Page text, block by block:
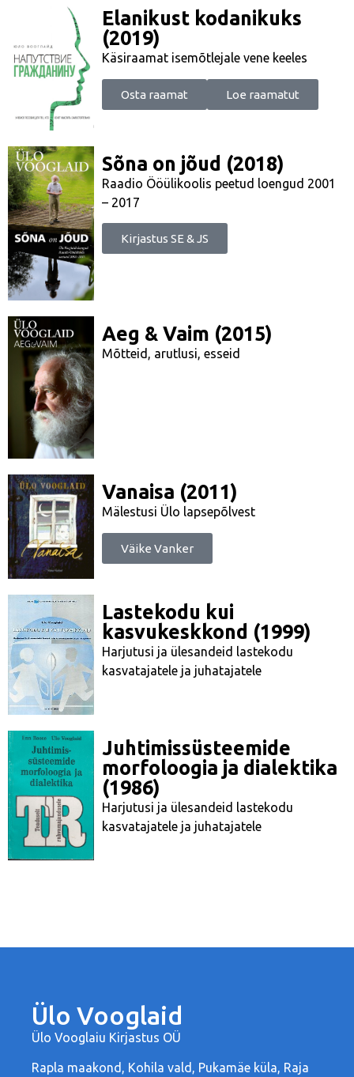
Elanikust kodanikuks
(2019)
Käsiraamat isemõtlejale vene keeles
Osta raamat Loe raamatut
Sõna on jõud (2018)
Raadio Ööülikoolis peetud loengud 2001
– 2017
Kirjastus SE & JS
Aeg & Vaim (2015)
Mõtteid, arutlusi, esseid
Vanaisa (2011)
Mälestusi Ülo lapsepõlvest
Väike Vanker
Lastekodu kui
kasvukeskkond (1999)
Harjutusi ja ülesandeid lastekodu
kasvatajatele ja juhatajatele
Juhtimissüsteemide
morfoloogia ja dialektika
(1986)
Harjutusi ja ülesandeid lastekodu
kasvatajatele ja juhatajatele
Ülo Vooglaid
Ülo Vooglaiu Kirjastus OÜ
Rapla maakond, Kohila vald, Pukamäe küla, Raja